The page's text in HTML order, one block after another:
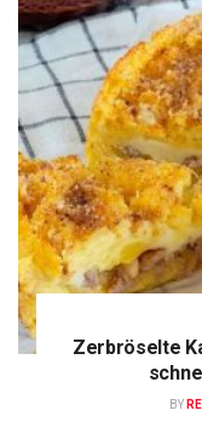
Zerbröselte
BY